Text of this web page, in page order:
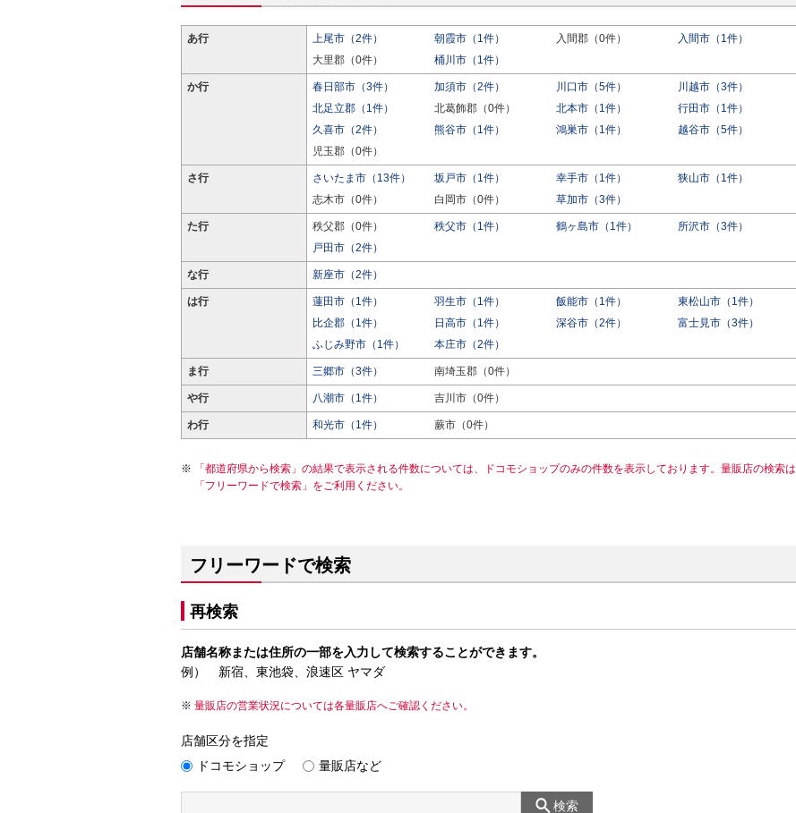
あ行 上尾市（2件） 朝霞市（1件） 入間郡（0件）
入間市（1件）
大里郡（0件）
桶川市（1件）
か行 春日部市（3件） 加須市（2件） 川口市（5件）
川越市（3件）
北足立郡（1件）
北葛飾郡（0件） 北本市（1件）
行田市（1件）
久喜市（2件）
熊谷市（1件） 鴻巣市（1件）
越谷市（5件）
児玉郡（0件）
さ行 さいたま市（13件） 坂戸市（1件） 幸手市（1件）
狭山市（1件）
志木市（0件）
白岡市（0件） 草加市（3件）
た行 秩父郡（0件） 秩父市（1件） 鶴ヶ島市（1件）
所沢市（3件）
戸田市（2件）
な行 新座市（2件）
は行 蓮田市（1件） 羽生市（1件） 飯能市（1件）
東松山市（1件）
比企郡（1件）
日高市（1件） 深谷市（2件）
富士見市（3件）
ふじみ野市（1件）
本庄市（2件）
ま行 三郷市（3件） 南埼玉郡（0件）
や行 八潮市（1件） 吉川市（0件）
わ行 和光市（1件） 蕨市（0件）
「都道府県から検索」の結果で表示される件数については、ドコモショップのみの件数を表示しております。量販店の検索は
「フリーワードで検索」をご利用ください。
フリーワードで検索
再検索
店舗名称または住所の一部を入力して検索することができます。
例） 新宿、東池袋、浪速区 ヤマダ
量販店の営業状況については各量販店へご確認ください。
店舗区分を指定
ドコモショップ
量販店など
検索